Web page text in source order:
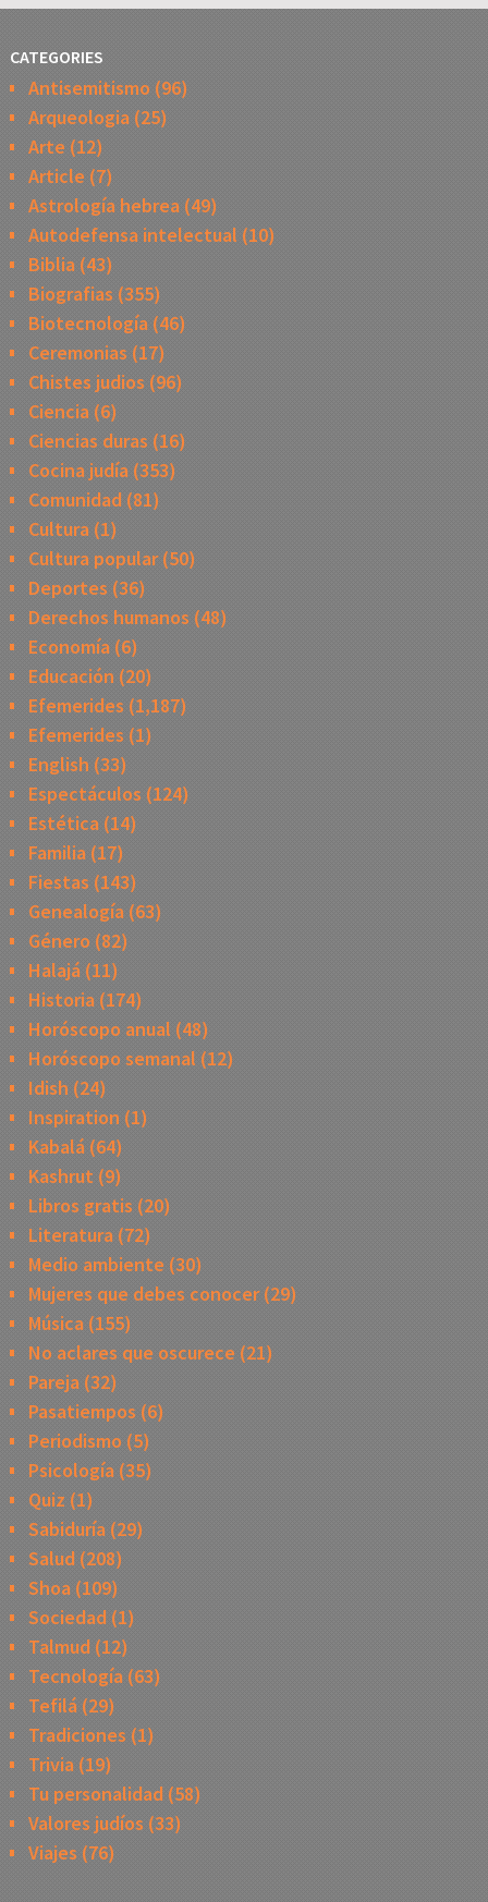
CATEGORIES
Antisemitismo (96)
Arqueologia(25)
Arte (12)
Article (7)
Astrología hebrea(49)
Autodefensa intelectual (10)
Biblia(43)
Biografias (355)
Biotecnología(46)
Ceremonias (17)
Chistes judios (96)
Ciencia(6)
Ciencias duras (16)
Cocina judía(353)
Comunidad(81)
Cultura(1)
Cultura popular(50)
Deportes (36)
Derechos humanos (48)
Economía(6)
Educación (20)
Efemerides (1,187)
Efemerides (1)
English (33)
Espectáculos (124)
Estética(14)
Familia(17)
Fiestas (143)
Genealogía(63)
Género (82)
Halajá(11)
Historia(174)
Horóscopo anual (48)
Horóscopo semanal (12)
Idish (24)
Inspiration (1)
Kabalá(64)
Kashrut (9)
Libros gratis (20)
Literatura(72)
Medio ambiente (30)
Mujeres que debes conocer(29)
Música(155)
No aclares que oscurece (21)
Pareja(32)
Pasatiempos (6)
Periodismo (5)
Psicología(35)
Quiz (1)
Sabiduría(29)
Salud (208)
Shoa(109)
Sociedad(1)
Talmud (12)
Tecnología(63)
Tefilá(29)
Tradiciones (1)
Trivia(19)
Tu personalidad(58)
Valores judíos (33)
Viajes (76)